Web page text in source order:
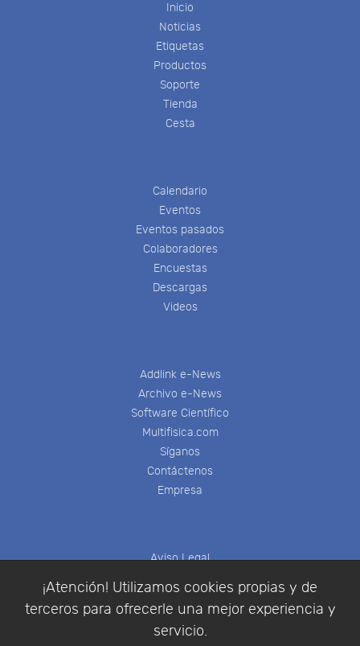
¡Atención! Utilizamos cookies propias y de
terceros para ofrecerle una mejor experiencia y
servicio.
Inicio
Noticias
Etiquetas
Productos
Soporte
Tienda
Cesta
Calendario
Eventos
Eventos pasados
Colaboradores
Encuestas
Descargas
Videos
Addlink e-News
Archivo e-News
Software Científico
Multifisica.com
Síganos
Contáctenos
Empresa
Aviso Legal
Política de Privacidad
Condiciones de compra
Identificarse